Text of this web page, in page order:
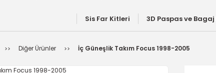
Sis Far Kitleri 3D Paspas ve
Diğer Ürünler İç Güneşlik Takım Focus 1998-2005